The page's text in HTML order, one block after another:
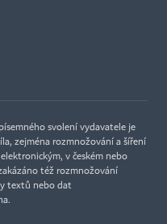
svolení vydavatele je
zejména rozmnožování a šíření
v českém nebo
též rozmnožování
textů nebo dat